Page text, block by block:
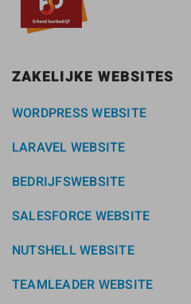
ZAKELIJKE WEBSITES
WORDPRESS WEBSITE
LARAVEL WEBSITE
BEDRIJFSWEBSITE
SALESFORCE WEBSITE
NUTSHELL WEBSITE
TEAMLEADER WEBSITE